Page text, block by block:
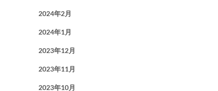
2024年2月
2024年1月
2023年12月
2023年11月
2023年10月